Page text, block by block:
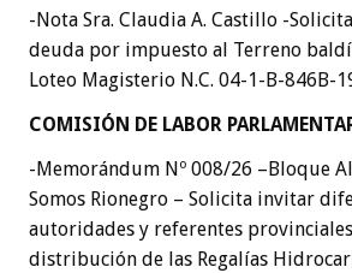
-Nota Sra. Claudia A. Castillo -
deuda por impuesto al Terreno
Loteo Magisterio N.C. 04-1-B-846B-
COMISIÓN DE LABOR
-Memorándum Nº 008/26 –Bloque
Somos Rionegro – Solicita invitar
autoridades y referentes
distribución de las Regalías